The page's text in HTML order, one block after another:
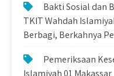
Bakti Sosial dan
TKIT Wahdah
Berbagi, Berkahnya
Pemeriksaan
Islamiyah 01 Makassar